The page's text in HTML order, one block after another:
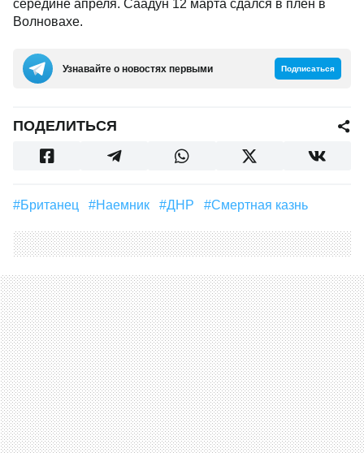
середине апреля. Саадун 12 марта сдался в плен в
Волновахе.
Узнавайте о новостях первыми Подписаться
ПОДЕЛИТЬСЯ
#британец #Наемник #ДНР #смертная казнь